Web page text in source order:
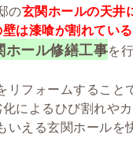
の玄関ホールの天井
は漆喰が割れている
ホール修繕工事を
リフォームすること
化によるひび割れや
いえる玄関ホールを